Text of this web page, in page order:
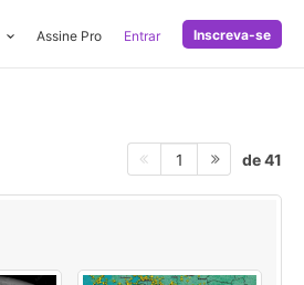
Assine Pro Entrar Inscreva-se
1 de 41